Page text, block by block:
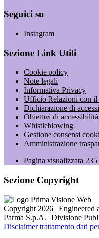
Seguici su
Instagram
Sezione Link Utili
Cookie policy
Note legali
Informativa Privacy
Ufficio Relazioni con il
Dichiarazione di
Obiettivi di accessibilità
Whistleblowing
Gestione consensi
Amministrazione
Pagina visualizzata 235
Sezione Copyright
Copyright 2026 | Engineered
Parma S.p.A. | Divisione
Disclaimer trattamento dati